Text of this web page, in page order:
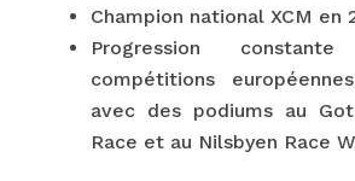
Champion national XCM en
Progression
compétitions
avec des podiums au
Race et au Nilsbyen Race